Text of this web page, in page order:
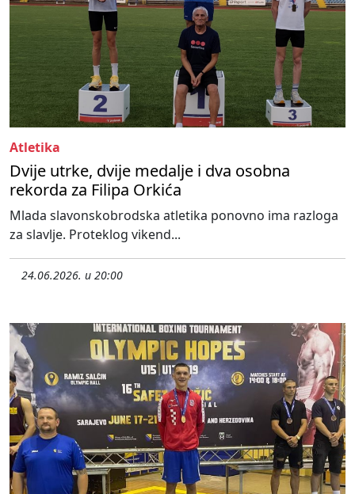
Atletika
Dvije utrke, dvije medalje i dva osobna
rekorda za Filipa Orkića
Mlada slavonskobrodska atletika ponovno ima razloga
za slavlje. Proteklog vikend...
24.06.2026. u 20:00